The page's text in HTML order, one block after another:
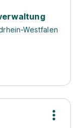
Westfalen